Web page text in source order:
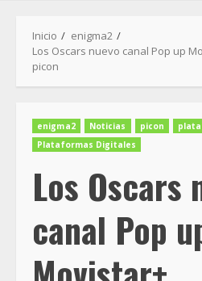
Inicio
enigma2
Los Oscars nuevo canal Pop up
picon
enigma2 Noticias picon
Plataformas Digitales
Los Oscars
canal Pop